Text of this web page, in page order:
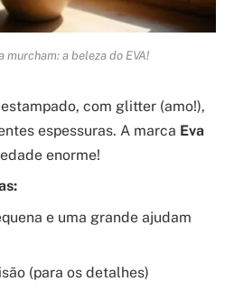
murcham: a beleza do EVA!
com glitter (amo!),
espessuras. A marca Eva
enorme!
e uma grande ajudam
(para os detalhes)